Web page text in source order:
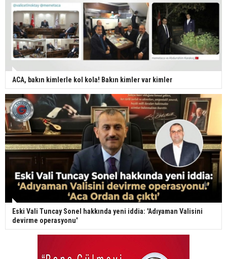
ACA, bakın kimlerle kol kola! Bakın kimler var kimler
Eski Vali Tuncay Sonel hakkında yeni iddia: 'Adıyaman Valisini
devirme operasyonu'